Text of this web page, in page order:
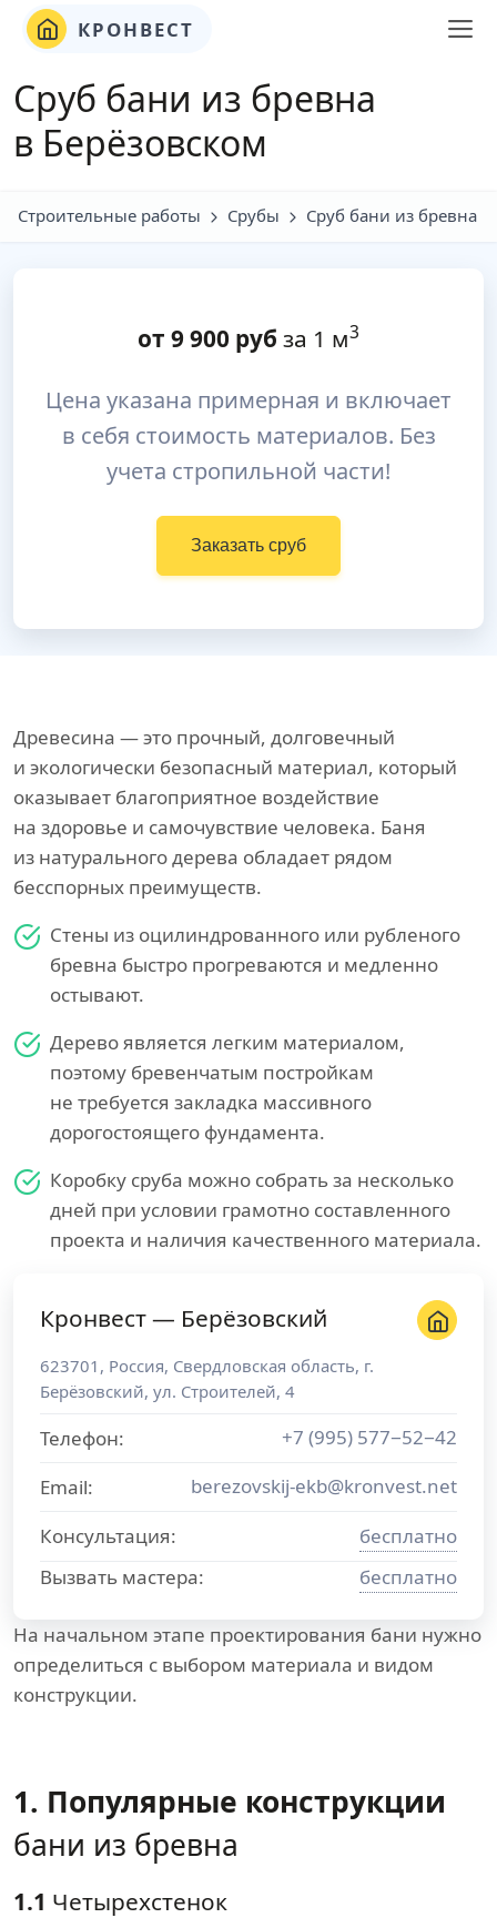
КРОНВЕСТ
Сруб бани из бревна
в Берёзовском
Строительные работы Срубы Сруб бани из бревна
от 9 900 руб за 1 м3
Цена указана примерная и включает
в себя стоимость материалов. Без
учета стропильной части!
Заказать сруб
Древесина — это прочный, долговечный
и экологически безопасный материал, который
оказывает благоприятное воздействие
на здоровье и самочувствие человека. Баня
из натурального дерева обладает рядом
бесспорных преимуществ.
Стены из оцилиндрованного или рубленого
бревна быстро прогреваются и медленно
остывают.
Дерево является легким материалом,
поэтому бревенчатым постройкам
не требуется закладка массивного
дорогостоящего фундамента.
Коробку сруба можно собрать за несколько
дней при условии грамотно составленного
проекта и наличия качественного материала.
Кронвест — Берёзовский
623701 , Россия, Свердловская область, г.
Берёзовский, ул. Строителей, 4
Телефон:
+7 (995) 577−52−42
Email:
berezovskij-ekb@kronvest.net
Консультация:
бесплатно
Вызвать мастера:
бесплатно
На начальном этапе проектирования бани нужно
определиться с выбором материала и видом
конструкции.
1. Популярные конструкции
бани из бревна
1.1 Четырехстенок